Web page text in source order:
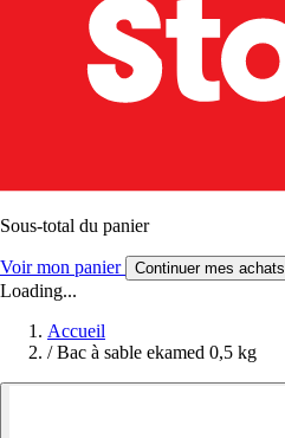
Sous-total du panier
Voir mon panier Continuer mes achats
Loading...
Accueil
/ Bac à sable ekamed 0,5 kg